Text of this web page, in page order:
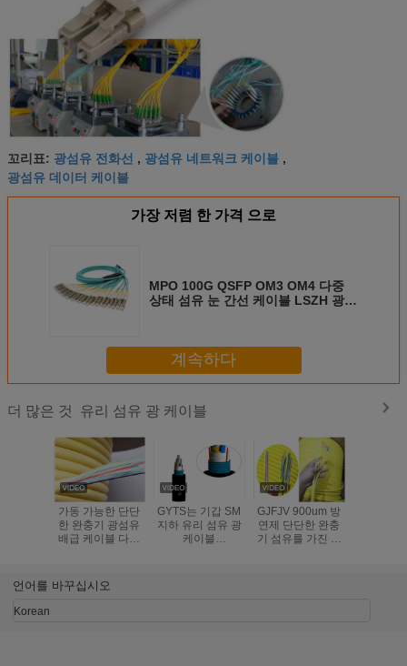
꼬리표: 광섬유 전화선 , 광섬유 네트워크 케이블 ,
광섬유 데이터 케이블
가장 저렴 한 가격 으로
MPO 100G QSFP OM3 OM4 다중
상태 섬유 눈 간선 케이블 LSZH 광섬
계속하다
더 많은 것 유리 섬유 광 케이블
가동 가능한 단단
한 완충기 광섬유
배급 케이블 다중
GYTS는 기갑 SM
지하 유리 섬유 광
케이블
GJFJV 900um 방
연제 단단한 완충
기 섬유를 가진 다
언어를 바꾸십시오
Korean